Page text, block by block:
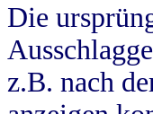
Die
z.B. nach